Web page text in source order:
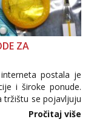
ZA
postala je
i široke ponude.
tržištu se pojavljuju
internetske
Pročitaj više